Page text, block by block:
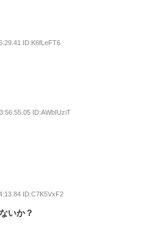
ID:K6fLeFT6
ID:AWbIUziT
ID:C7K5VxF2
いか？